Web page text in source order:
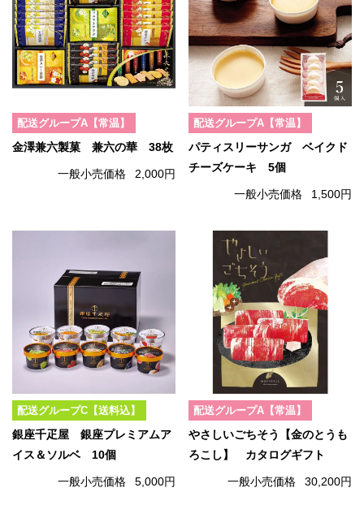
配送グループA【常温】
金澤兼六製菓 兼六の華 38枚
一般小売価格 2,000円
配送グループA【常温】
パティスリーサンガ ベイクド
チーズケーキ 5個
一般小売価格 1,500円
配送グループC【送料込】
銀座千疋屋 銀座プレミアムア
イス＆ソルベ 10個
一般小売価格 5,000円
配送グループA【常温】
やさしいごちそう【金のとうも
ろこし】 カタログギフト
一般小売価格 30,200円